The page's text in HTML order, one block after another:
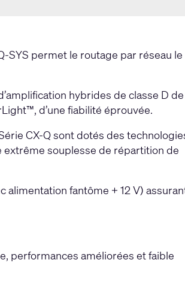
permet le routage par réseau le
hybrides de classe D de
d’une fiabilité éprouvée.
CX-Q sont dotés des
extrême souplesse de répartition de
alimentation fantôme + 12 V)
performances améliorées et faible